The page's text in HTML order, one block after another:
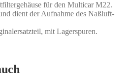
für den Multicar M22.
dient der Aufnahme des Naßluft-
mit Lagerspuren.